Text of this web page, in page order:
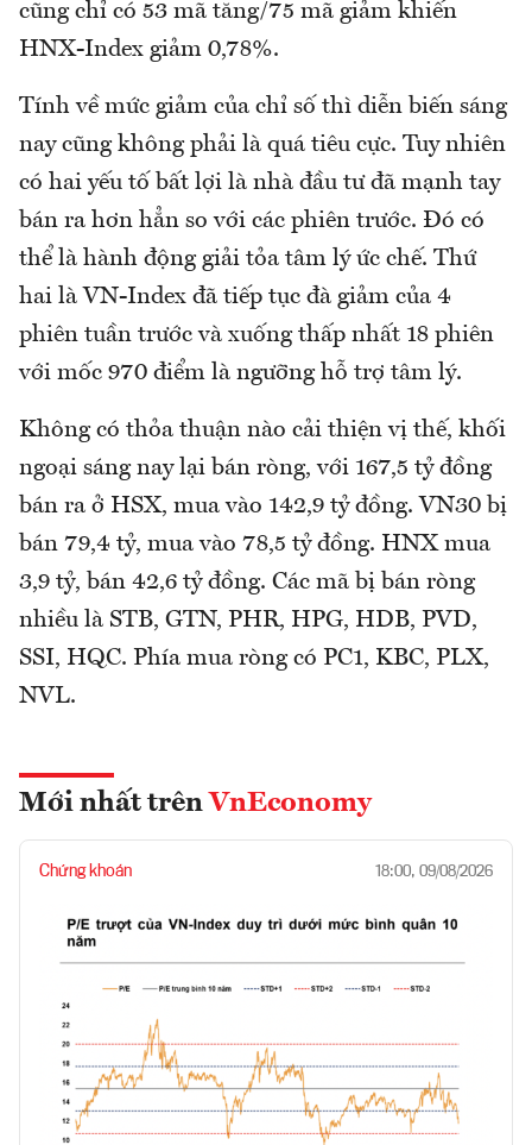
cũng chỉ có 53 mã tăng/75 mã giảm khiến
HNX-Index giảm 0,78%.
Tính về mức giảm của chỉ số thì diễn biến sáng
nay cũng không phải là quá tiêu cực. Tuy nhiên
có hai yếu tố bất lợi là nhà đầu tư đã mạnh tay
bán ra hơn hẳn so với các phiên trước. Đó có
thể là hành động giải tỏa tâm lý ức chế. Thứ
hai là VN-Index đã tiếp tục đà giảm của 4
phiên tuần trước và xuống thấp nhất 18 phiên
với mốc 970 điểm là ngưỡng hỗ trợ tâm lý.
Không có thỏa thuận nào cải thiện vị thế, khối
ngoại sáng nay lại bán ròng, với 167,5 tỷ đồng
bán ra ở HSX, mua vào 142,9 tỷ đồng. VN30 bị
bán 79,4 tỷ, mua vào 78,5 tỷ đồng. HNX mua
3,9 tỷ, bán 42,6 tỷ đồng. Các mã bị bán ròng
nhiều là STB, GTN, PHR, HPG, HDB, PVD,
SSI, HQC. Phía mua ròng có PC1, KBC, PLX,
NVL.
Mới nhất trên VnEconomy
Chứng khoán 18:00, 09/08/2026